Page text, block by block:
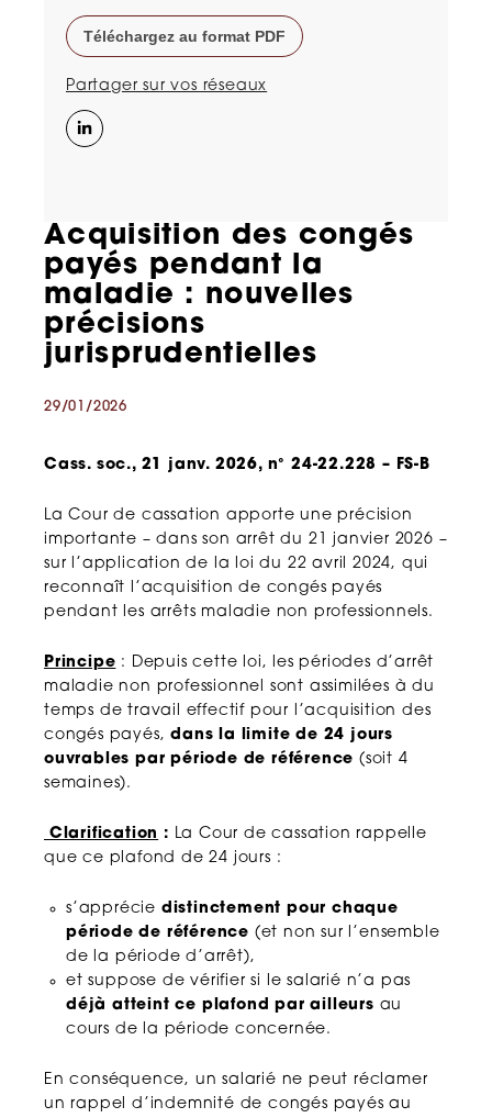
Acquisition des congés
payés pendant la
maladie : nouvelles
précisions
jurisprudentielles
29/01/2026
Cass. soc., 21 janv. 2026, n° 24-22.228 – FS-B
La Cour de cassation apporte une précision
importante – dans son arrêt du 21 janvier 2026 –
sur l’application de la loi du 22 avril 2024, qui
reconnaît l’acquisition de congés payés
pendant les arrêts maladie non professionnels.
Principe : Depuis cette loi, les périodes d’arrêt
maladie non professionnel sont assimilées à du
temps de travail effectif pour l’acquisition des
congés payés,dans la limite de 24 jours
ouvrables par période de référence (soit 4
semaines).
Clarification : La Cour de cassation rappelle
que ce plafond de 24 jours :
s’apprécie distinctement pour chaque
période de référence (et non sur l’ensemble
de la période d’arrêt),
et suppose de vérifier si le salarié n’a pas
déjà atteint ce plafond par ailleurs au
cours de la période concernée.
En conséquence, un salarié ne peut réclamer
un rappel d’indemnité de congés payés au
Téléchargez au format PDF
Partager sur vos réseaux